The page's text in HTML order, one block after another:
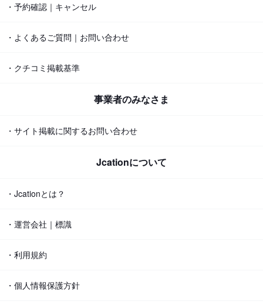
・予約確認｜キャンセル
・よくあるご質問｜お問い合わせ
・クチコミ掲載基準
事業者のみなさま
・サイト掲載に関するお問い合わせ
Jcationについて
・Jcationとは？
・運営会社｜標識
・利用規約
・個人情報保護方針